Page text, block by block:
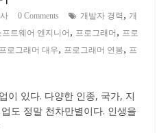
0 Comments 개발자 경력 , 개
프트웨어 엔지니어 , 프로그래머 , 프로
프로그래머 대우, 프로그래머 연봉, 프
이 있다. 다양한 인종, 국가, 지
도 정말 천차만별이다. 인생을